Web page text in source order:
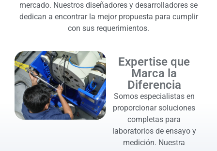
mercado. Nuestros diseñadores y desarrolladores se
dedican a encontrar la mejor propuesta para cumplir
con sus requerimientos.
Expertise que
Marca la
Diferencia
Somos especialistas en
proporcionar soluciones
completas para
laboratorios de ensayo y
medición. Nuestra